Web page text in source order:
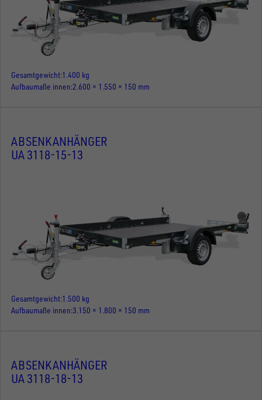
Gesamtgewicht 1.400 kg
Aufbaumaße innen 2.600 × 1.550 × 150 mm
ABSENKANHÄNGER
UA 3118-15-13
Gesamtgewicht 1.500 kg
Aufbaumaße innen 3.150 × 1.800 × 150 mm
ABSENKANHÄNGER
UA 3118-18-13